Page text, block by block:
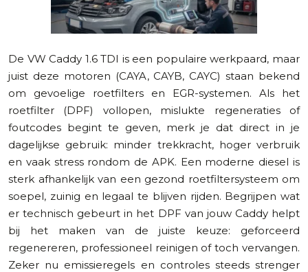
De VW Caddy 1.6 TDI is een populaire werkpaard, maar
juist deze motoren (CAYA, CAYB, CAYC) staan bekend
om gevoelige roetfilters en EGR-systemen. Als het
roetfilter (DPF) vollopen, mislukte regeneraties of
foutcodes begint te geven, merk je dat direct in je
dagelijkse gebruik: minder trekkracht, hoger verbruik
en vaak stress rondom de APK. Een moderne diesel is
sterk afhankelijk van een gezond roetfiltersysteem om
soepel, zuinig en legaal te blijven rijden. Begrijpen wat
er technisch gebeurt in het DPF van jouw Caddy helpt
bij het maken van de juiste keuze: geforceerd
regenereren, professioneel reinigen of toch vervangen.
Zeker nu emissieregels en controles steeds strenger